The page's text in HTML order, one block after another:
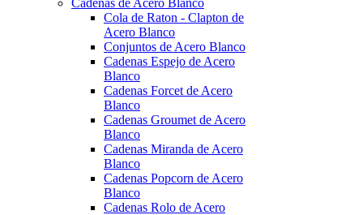
Cola de Raton - Clapton de
Acero Blanco
Conjuntos de Acero Blanco
Cadenas Espejo de Acero
Blanco
Cadenas Forcet de Acero
Blanco
Cadenas Groumet de Acero
Blanco
Cadenas Miranda de Acero
Blanco
Cadenas Popcorn de Acero
Blanco
Cadenas Rolo de Acero